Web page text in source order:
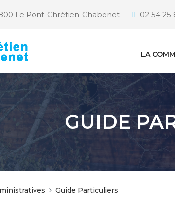
Le Pont-Chrétien-Chabenet 02 54 25
LA
GUIDE
Guide Particuliers